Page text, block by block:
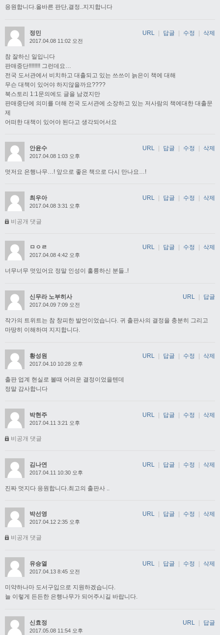
응원합니다.올바른 판단,결정..지지합니다
정민
2017.04.08 11:02 오전
참 잘하신 일입니다
판매중단!!!!!!!! 그런데요…
전국 도서관에서 비치하고 대출되고 있는 쓰쓰이 늙은이 책에 대해
무슨 대책이 있어야 하지않을까요????
북스토리 1:1문의에도 글을 남겼지만
판매중단에 의미를 더해 전국 도서관에 소장하고 있는 저사람의 책에대한 대출문
제
어떠한 대책이 있어야 된다고 생각되어서요
URL 답글 수정 삭제
안윤수
2017.04.08 1:03 오후
멋저요 은행나무…! 앞으로 좋은 책으로 다시 만나요…!
URL | 답글 | 수정 | 삭제
최우아
2017.04.08 3:31 오후
비공개 댓글
URL | 답글 | 수정 | 삭제
ㅁㅇㄹ
2017.04.08 4:42 오후
너무너무 멋있어요 정말 인성이 훌륭하신 분들..!
URL 답글 수정 삭제
신무라 노부히사
2017.04.09 7:09 오전
작가의 트위트는 참 창피한 발언이었습니다. 귀 출판사의 결정을 충분히 그리고
마땅히 이해하며 지지합니다.
URL 답글
황성원
2017.04.10 10:28 오후
출판 업계 현실로 볼때 어려운 결정이었을텐데
정말 감사합니다
URL 답글 수정 삭제
박현주
2017.04.11 3:21 오후
비공개 댓글
URL | 답글 | 수정 | 삭제
김나연
2017.04.11 10:30 오후
진짜 멋지다 응원합니다.최고의 출판사 ..
URL | 답글 | 수정 | 삭제
박선영
2017.04.12 2:35 오후
비공개 댓글
URL 답글 수정 삭제
유승열
2017.04.13 8:45 오전
미약하나마 도서구입으로 지원하겠습니다.
늘 이렇게 든든한 은행나무가 되어주시길 바랍니다.
URL 답글 수정 삭제
신효정
2017.05.08 11:54 오후
URL 답글